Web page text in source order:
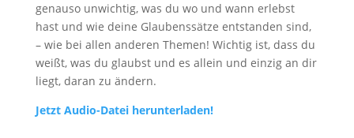
genauso unwichtig, was du wo und wann erlebst
hast und wie deine Glaubenssätze entstanden sind,
– wie bei allen anderen Themen! Wichtig ist, dass du
weißt, was du glaubst und es allein und einzig an dir
liegt, daran zu ändern.
Jetzt Audio-Datei herunterladen!